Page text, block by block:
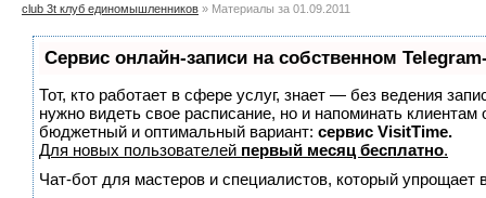
club 3t клуб единомышленников » Материалы за 01.09.2011
Сервис онлайн-записи на собственном
Тот, кто работает в сфере услуг, знает — без ведения
нужно видеть свое расписание, но и напоминать
бюджетный и оптимальный вариант: сервис VisitTime.
Для новых пользователей первый месяц бесплатно.
Чат-бот для мастеров и специалистов, который упрощает